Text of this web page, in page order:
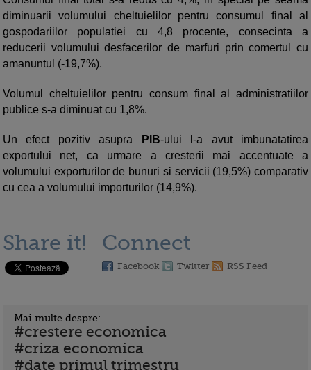
diminuarii volumului cheltuielilor pentru consumul final al
gospodariilor populatiei cu 4,8 procente, consecinta a
reducerii volumului desfacerilor de marfuri prin comertul cu
amanuntul (-19,7%).
Volumul cheltuielilor pentru consum final al administratiilor
publice s-a diminuat cu 1,8%.
Un efect pozitiv asupra PIB-ului l-a avut imbunatatirea
exportului net, ca urmare a cresterii mai accentuate a
volumului exporturilor de bunuri si servicii (19,5%) comparativ
cu cea a volumului importurilor (14,9%).
Share it! Connect
Facebook Twitter RSS Feed
Mai multe despre:
#crestere economica
#criza economica
#date primul trimestru